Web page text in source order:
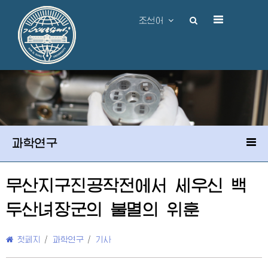
조선어
과학연구
무산지구진공작전에서 세우신 백
두산녀 장군의 불멸의 위훈
첫페지 / 과학연구 / 기사